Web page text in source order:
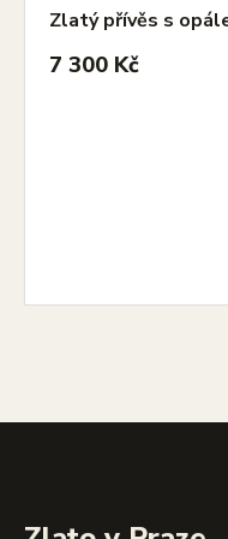
Zlatý přívěs s
7 300 Kč